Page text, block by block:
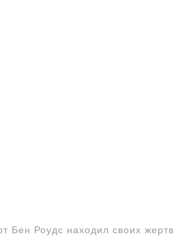
Бен Роудс находил своих жертв